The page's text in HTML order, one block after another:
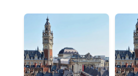
HELLEMMES
Dépannage rideau
métallique LAMBERSART
LAMBERSART